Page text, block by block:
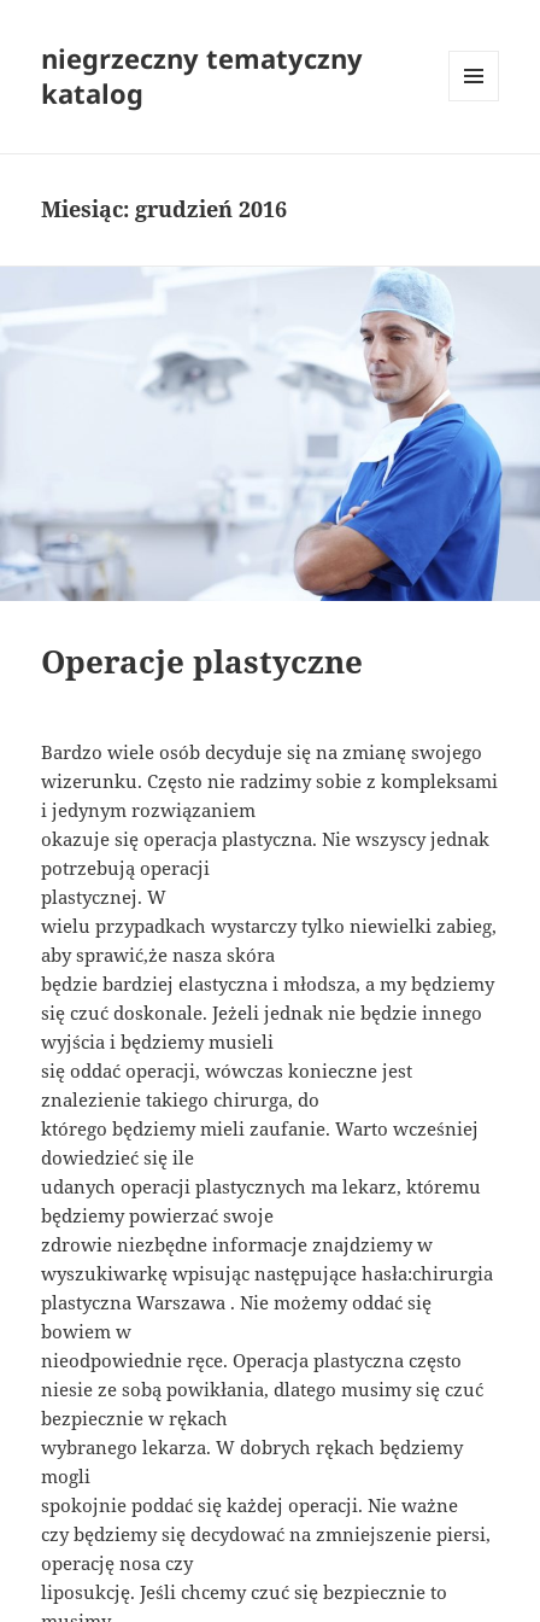
niegrzeczny tematyczny
katalog
Miesiąc: grudzień 2016
Operacje plastyczne
Bardzo wiele osób decyduje się na zmianę swojego
wizerunku. Często nie radzimy sobie z kompleksami
i jedynym rozwiązaniem
okazuje się operacja plastyczna. Nie wszyscy jednak
potrzebują operacji
plastycznej. W
wielu przypadkach wystarczy tylko niewielki zabieg,
aby sprawić,że nasza skóra
będzie bardziej elastyczna i młodsza, a my będziemy
się czuć doskonale. Jeżeli jednak nie będzie innego
wyjścia i będziemy musieli
się oddać operacji, wówczas konieczne jest
znalezienie takiego chirurga, do
którego będziemy mieli zaufanie. Warto wcześniej
dowiedzieć się ile
udanych operacji plastycznych ma lekarz, któremu
będziemy powierzać swoje
zdrowie niezbędne informacje znajdziemy w
wyszukiwarkę wpisując następujące hasła:chirurgia
plastyczna Warszawa . Nie możemy oddać się
bowiem w
nieodpowiednie ręce. Operacja plastyczna często
niesie ze sobą powikłania, dlatego musimy się czuć
bezpiecznie w rękach
wybranego lekarza. W dobrych rękach będziemy
mogli
spokojnie poddać się każdej operacji. Nie ważne
czy będziemy się decydować na zmniejszenie piersi,
operację nosa czy
liposukcję. Jeśli chcemy czuć się bezpiecznie to